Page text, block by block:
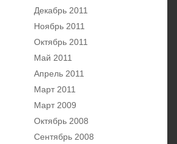
Декабрь 2011
Ноябрь 2011
Октябрь 2011
Май 2011
Апрель 2011
Март 2011
Март 2009
Октябрь 2008
Сентябрь 2008